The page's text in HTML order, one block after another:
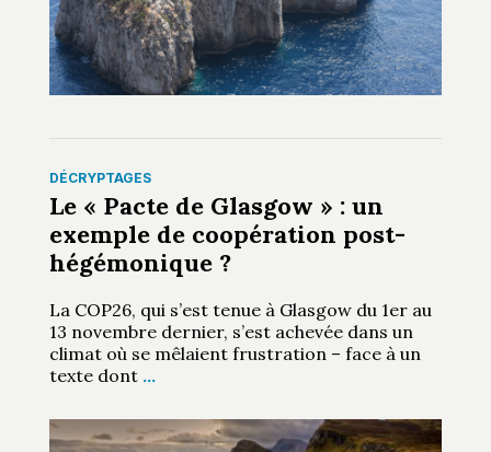
DÉCRYPTAGES
Le « Pacte de Glasgow » : un
exemple de coopération post-
hégémonique ?
La COP26, qui s’est tenue à Glasgow du 1er au
13 novembre dernier, s’est achevée dans un
climat où se mêlaient frustration – face à un
texte dont …